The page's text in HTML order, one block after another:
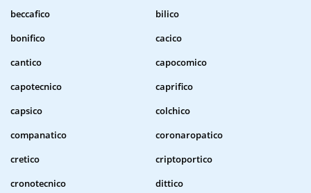
beccafico
bilico
bonifico
cacico
cantico
capocomico
capotecnico
caprifico
capsico
colchico
companatico
coronaropatico
cretico
criptoportico
cronotecnico
dittico